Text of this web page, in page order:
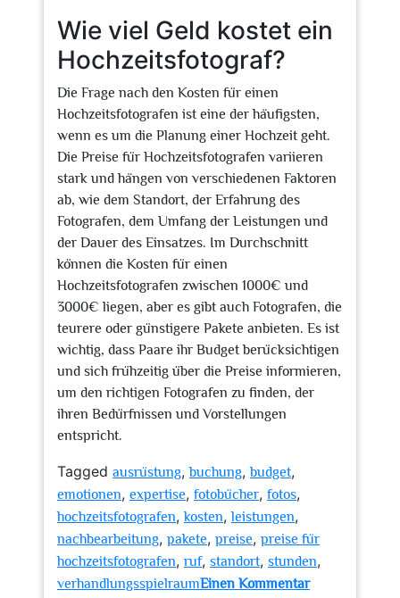
Wie viel Geld kostet ein
Hochzeitsfotograf?
Die Frage nach den Kosten für einen
Hochzeitsfotografen ist eine der häufigsten,
wenn es um die Planung einer Hochzeit geht.
Die Preise für Hochzeitsfotografen variieren
stark und hängen von verschiedenen Faktoren
ab, wie dem Standort, der Erfahrung des
Fotografen, dem Umfang der Leistungen und
der Dauer des Einsatzes. Im Durchschnitt
können die Kosten für einen
Hochzeitsfotografen zwischen 1000€ und
3000€ liegen, aber es gibt auch Fotografen, die
teurere oder günstigere Pakete anbieten. Es ist
wichtig, dass Paare ihr Budget berücksichtigen
und sich frühzeitig über die Preise informieren,
um den richtigen Fotografen zu finden, der
ihren Bedürfnissen und Vorstellungen
entspricht.
Tagged ausrüstung,buchung,budget,
emotionen, expertise, fotobücher, fotos,
hochzeitsfotografen,kosten,leistungen,
nachbearbeitung, pakete, preise, preise für
hochzeitsfotografen, ruf, standort, stunden,
verhandlungsspielraumEinen Kommentar